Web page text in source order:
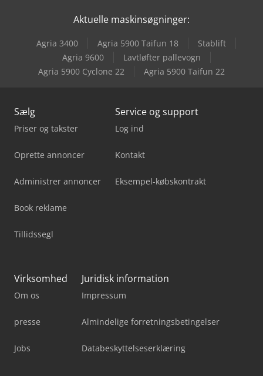
Kuhn Gf 8700
Mercedes-Benz Vario
Aktuelle maskinsøgninger:
Agria 3400 Agria 5900 Taifun 18
Stablift
Agria 9600
Lavtløfter pallevogn
Agria 5900 Cyclone 22
Agria 5900 Taifun 22
Sælg
Priser og takster
Oprette annoncer
Administrer annoncer
Book reklame
Tillidssegl
Service og support
Log ind
Kontakt
Eksempel-købskontrakt
Virksomhed
Om os
presse
Jobs
Juridisk information
Impressum
Almindelige forretningsbetingelser
Databeskyttelseserklæring